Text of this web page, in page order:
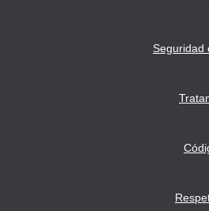
Seguridad